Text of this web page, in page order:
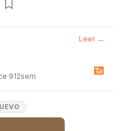
Leer →
912sem